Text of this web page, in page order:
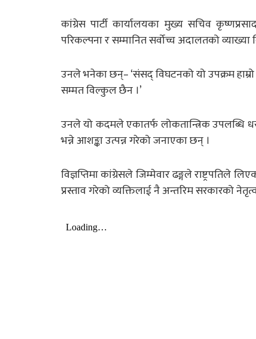
कांग्रेस पार्टी कार्यालयका मुख्य सचिव
परिकल्पना र सम्मानित सर्वोच्च अदालतको
उनले भनेका छन्– ‘संसद् विघटनको यो उपक्रम
सम्मत विल्कुल छैन ।’
उनले यो कदमले एकातर्फ लोकतान्त्रिक उपलब्धि
भन्ने आशङ्का उत्पन्न गरेको जनाएका छन् ।
विज्ञप्तिमा कांग्रेसले जिम्मेवार ढङ्गले राष्ट्रपतिले
प्रस्ताव गरेको व्यक्तिलाई नै अन्तरिम सरकारको